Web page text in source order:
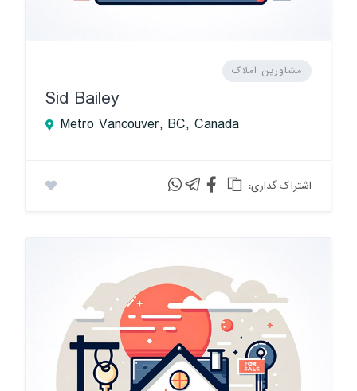
مشاورین املاک
Sid Bailey
Metro Vancouver, BC, Canada
:اشتراک گذاری